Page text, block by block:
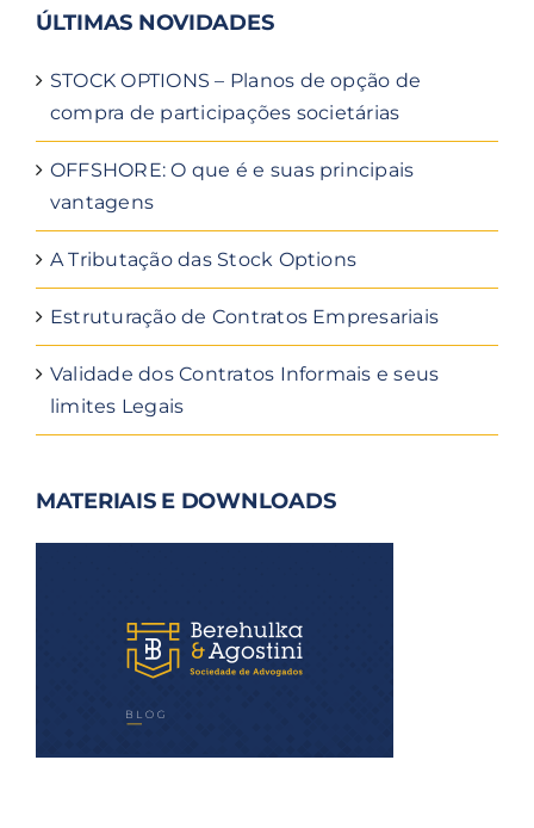
ÚLTIMAS NOVIDADES
STOCK OPTIONS – Planos de opção de
compra de participações societárias
OFFSHORE: O que é e suas principais
vantagens
A Tributação das Stock Options
Estruturação de Contratos Empresariais
Validade dos Contratos Informais e seus
limites Legais
MATERIAIS E DOWNLOADS